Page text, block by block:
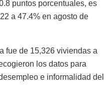
puntos porcentuales, es
a 47.4% en agosto de
fue de 15,326 viviendas a
los datos para
e informalidad del